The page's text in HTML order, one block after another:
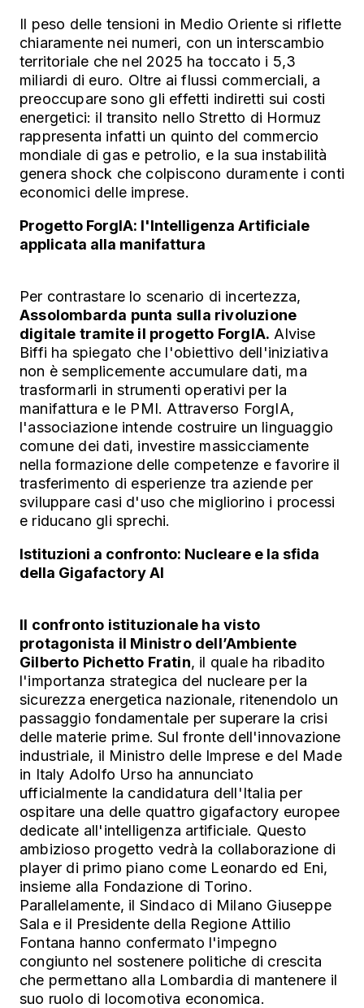
Il peso delle tensioni in Medio Oriente si riflette
chiaramente nei numeri, con un interscambio
territoriale che nel 2025 ha toccato i 5,3
miliardi di euro. Oltre ai flussi commerciali, a
preoccupare sono gli effetti indiretti sui costi
energetici: il transito nello Stretto di Hormuz
rappresenta infatti un quinto del commercio
mondiale di gas e petrolio, e la sua instabilità
genera shock che colpiscono duramente i conti
economici delle imprese.
Progetto ForgIA: l'Intelligenza Artificiale
applicata alla manifattura
Per contrastare lo scenario di incertezza,
Assolombarda punta sulla rivoluzione
digitale tramite il progetto ForgIA. Alvise
Biffi ha spiegato che l'obiettivo dell'iniziativa
non è semplicemente accumulare dati, ma
trasformarli in strumenti operativi per la
manifattura e le PMI. Attraverso ForgIA,
l'associazione intende costruire un linguaggio
comune dei dati, investire massicciamente
nella formazione delle competenze e favorire il
trasferimento di esperienze tra aziende per
sviluppare casi d'uso che migliorino i processi
e riducano gli sprechi.
Istituzioni a confronto: Nucleare e la sfida
della Gigafactory AI
Il confronto istituzionale ha visto
protagonista il Ministro dell’Ambiente
Gilberto Pichetto Fratin, il quale ha ribadito
l'importanza strategica del nucleare per la
sicurezza energetica nazionale, ritenendolo un
passaggio fondamentale per superare la crisi
delle materie prime.Sul fronte dell'innovazione
industriale, il Ministro delle Imprese e del Made
in Italy Adolfo Urso ha annunciato
ufficialmente la candidatura dell'Italia per
ospitare una delle quattro gigafactory europee
dedicate all'intelligenza artificiale. Questo
ambizioso progetto vedrà la collaborazione di
player di primo piano come Leonardo ed Eni,
insieme alla Fondazione di Torino.
Parallelamente, il Sindaco di Milano Giuseppe
Sala e il Presidente della Regione Attilio
Fontana hanno confermato l'impegno
congiunto nel sostenere politiche di crescita
che permettano alla Lombardia di mantenere il
suo ruolo di locomotiva economica.